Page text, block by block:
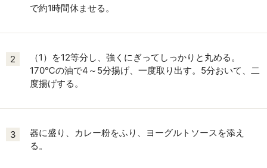
で約1時間休ませる。
2
（1）を12等分し、強くにぎってしっかりと丸める。
170℃の油で4～5分揚げ、一度取り出す。5分おいて、二
度揚げする。
3
器に盛り、カレー粉をふり、ヨーグルトソースを添え
る。